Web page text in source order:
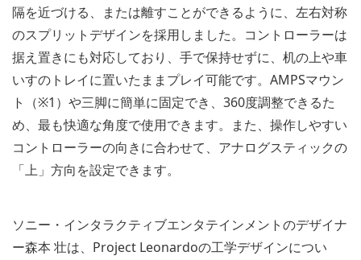
隔を近づける、または離すことができるように、左右対称
のスプリットデザインを採用しました。コントローラーは
据え置きにも対応しており、手で保持せずに、机の上や車
いすのトレイに置いたままプレイ可能です。AMPSマウン
ト（※1）や三脚に簡単に固定でき、360度調整できるた
め、最も快適な角度で使用できます。また、操作しやすい
コントローラーの向きに合わせて、アナログスティックの
「上」方向を設定できます。
ソニー・インタラクティブエンタテインメントのデザイナ
ー森本 壮は、Project Leonardoの工学デザインについ